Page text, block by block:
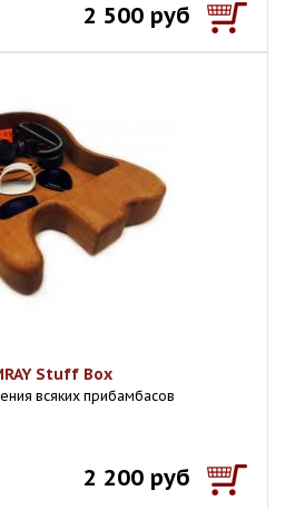
2 500 руб
Stuff Box
всяких прибамбасов
2 200 руб